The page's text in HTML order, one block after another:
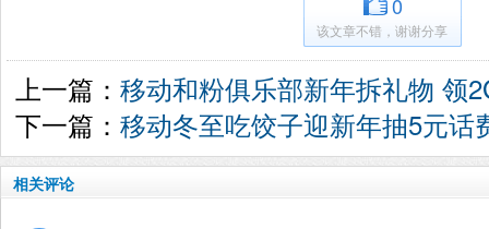
该文章不错，谢谢分享
上一篇： 移动和粉俱乐部新年拆礼物 领
下一篇： 移动冬至吃饺子迎新年抽5元话
相关评论